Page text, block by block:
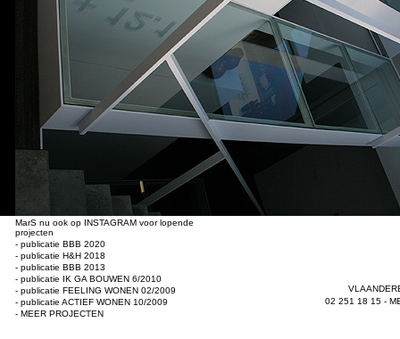
MarS nu ook op INSTAGRAM voor lopende
projecten
- publicatie BBB 2020
- publicatie H&H 2018
- publicatie BBB 2013
- publicatie IK GA BOUWEN 6/2010
- publicatie FEELING WONEN 02/2009
- publicatie ACTIEF WONEN 10/2009
- MEER PROJECTEN
02 251 18 15 -